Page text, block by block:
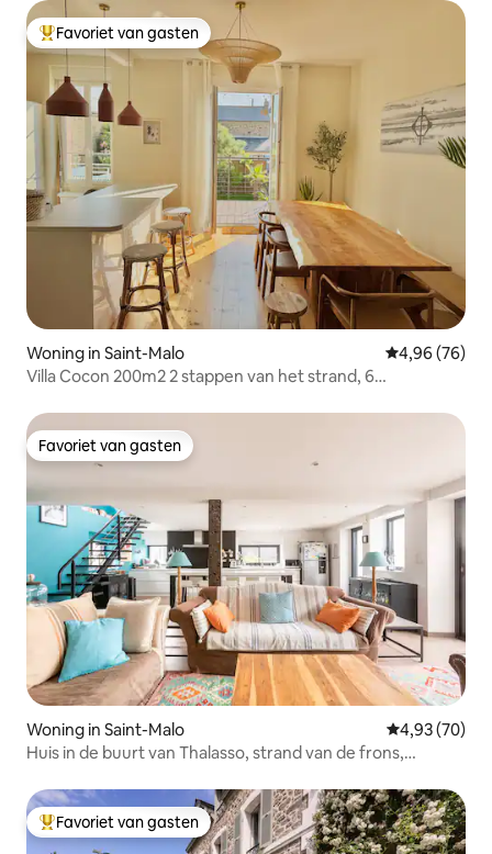
Topfavoriet van gasten
Favoriet van gasten
Woning in Saint-Malo Gemiddelde
4,96 (76)
Villa Cocon 200m2 2 stappen van het strand, 6
Favoriet van gasten
Favoriet van gasten
Woning in Saint-Malo Gemiddelde
4,93 (70)
Huis in de buurt van Thalasso, strand van de frons,
Topfavoriet van gasten
Favoriet van gasten